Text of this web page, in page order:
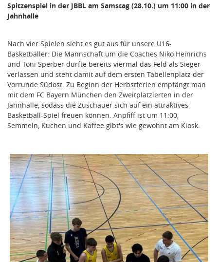
Spitzenspiel in der JBBL am Samstag (28.10.) um 11:00 in der
Jahnhalle
Nach vier Spielen sieht es gut aus für unsere U16-
Basketballer: Die Mannschaft um die Coaches Niko Heinrichs
und Toni Sperber durfte bereits viermal das Feld als Sieger
verlassen und steht damit auf dem ersten Tabellenplatz der
Vorrunde Südost. Zu Beginn der Herbstferien empfängt man
mit dem FC Bayern München den Zweitplatzierten in der
Jahnhalle, sodass die Zuschauer sich auf ein attraktives
Basketball-Spiel freuen können. Anpfiff ist um 11:00,
Semmeln, Kuchen und Kaffee gibt's wie gewohnt am Kiosk.